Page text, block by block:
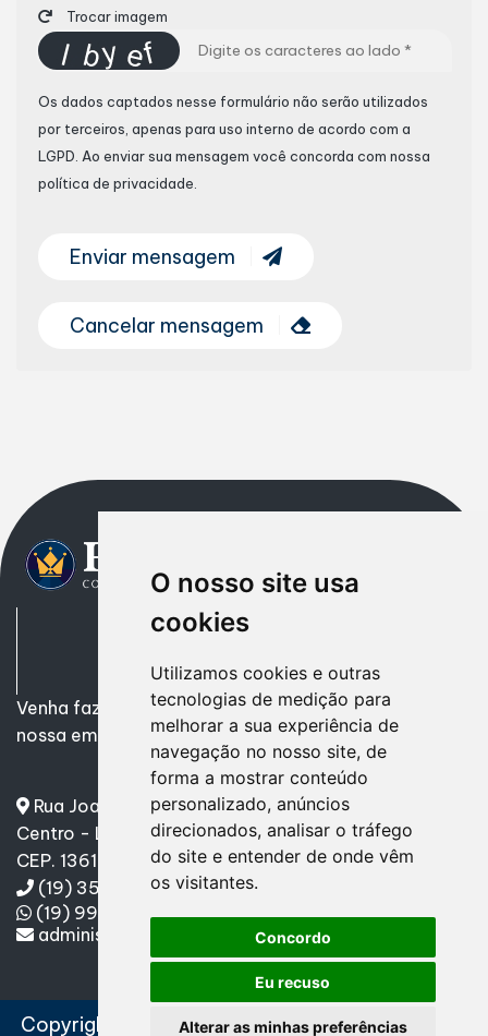
O nosso site usa
cookies
Utilizamos cookies e outras
tecnologias de medição para
melhorar a sua experiência de
navegação no nosso site, de
forma a mostrar conteúdo
personalizado, anúncios
direcionados, analisar o tráfego
do site e entender de onde vêm
os visitantes.
Concordo
Eu recuso
Alterar as minhas preferências
Trocar imagem
Os dados captados nesse formulário não serão utilizados
por terceiros, apenas para uso interno de acordo com a
LGPD. Ao enviar sua mensagem você concorda com nossa
política de privacidade.
Enviar mensagem
Cancelar mensagem
Venha fazer uma parceria de Sucesso! Encontre em
nossa empresa tudo o que precisa.
Rua Joaquim Mourão, nº 760
Centro - Leme/SP
CEP. 13610-070
(19) 3571-9665
(19) 99192-0303
administracao@pontualescritorio.com.br
Copyright 2024Pontual Escritório Contábil